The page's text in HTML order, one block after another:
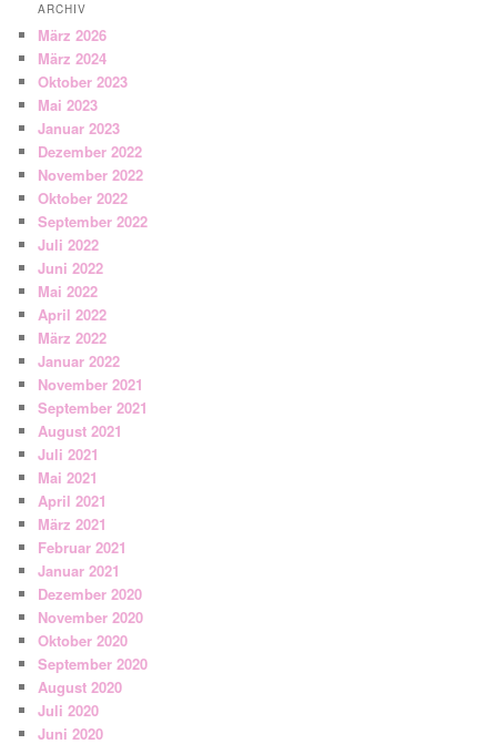
ARCHIV
März 2026
März 2024
Oktober 2023
Mai 2023
Januar 2023
Dezember 2022
November 2022
Oktober 2022
September 2022
Juli 2022
Juni 2022
Mai 2022
April 2022
März 2022
Januar 2022
November 2021
September 2021
August 2021
Juli 2021
Mai 2021
April 2021
März 2021
Februar 2021
Januar 2021
Dezember 2020
November 2020
Oktober 2020
September 2020
August 2020
Juli 2020
Juni 2020